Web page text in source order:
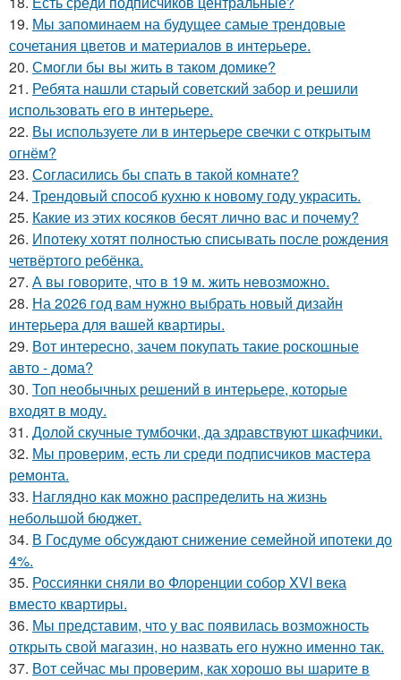
19. Мы запоминаем на будущее самые трендовые
сочетания цветов и материалов в интерьере.
20. Смогли бы вы жить в таком домике?
21. Ребята нашли старый советский забор и решили
использовать его в интерьере.
22. Вы используете ли в интерьере свечки с открытым
огнём?
23. Согласились бы спать в такой комнате?
24. Трендовый способ кухню к новому году украсить.
25. Какие из этих косяков бесят лично вас и почему?
26. Ипотеку хотят полностью списывать после рождения
четвёртого ребёнка.
27. А вы говорите, что в 19 м. жить невозможно.
28. На 2026 год вам нужно выбрать новый дизайн
интерьера для вашей квартиры.
29. Вот интересно, зачем покупать такие роскошные
авто - дома?
30. Топ необычных решений в интерьере, которые
входят в моду.
31. Долой скучные тумбочки, да здравствуют шкафчики.
32. Мы проверим, есть ли среди подписчиков мастера
ремонта.
33. Наглядно как можно распределить на жизнь
небольшой бюджет.
34. В Госдуме обсуждают снижение семейной ипотеки до
4%.
35. Россиянки сняли во Флоренции собор XVI века
вместо квартиры.
36. Мы представим, что у вас появилась возможность
открыть свой магазин, но назвать его нужно именно так.
37. Вот сейчас мы проверим, как хорошо вы шарите в